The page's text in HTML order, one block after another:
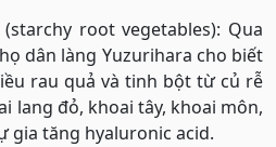
root vegetables): Qua
dân làng Yuzurihara cho biết
rau quả và tinh bột từ củ rễ
lang đỏ, khoai tây, khoai môn,
gia tăng hyaluronic acid.